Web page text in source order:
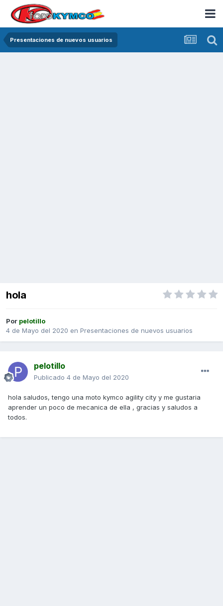
Presentaciones de nuevos usuarios
hola
Por pelotillo
4 de Mayo del 2020 en Presentaciones de nuevos usuarios
pelotillo
Publicado 4 de Mayo del 2020
hola saludos, tengo una moto kymco agility city y me gustaria
aprender un poco de mecanica de ella , gracias y saludos a
todos.